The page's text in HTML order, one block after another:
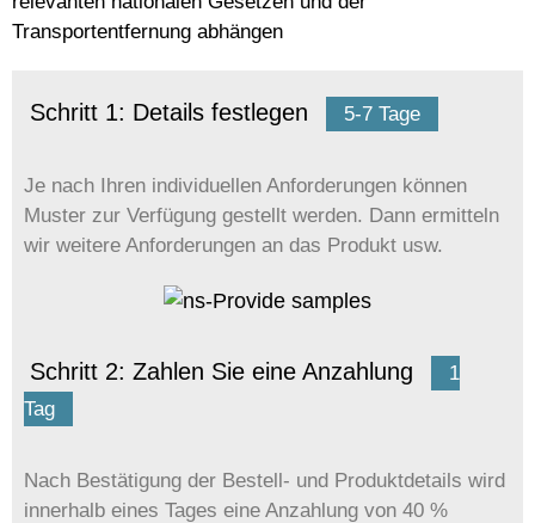
Transportentfernung abhängen
Schritt 1: Details festlegen 5-7 Tage
Je nach Ihren individuellen Anforderungen können
Muster zur Verfügung gestellt werden. Dann ermitteln
wir weitere Anforderungen an das Produkt usw.
Schritt 2: Zahlen Sie eine Anzahlung
1
Tag
Nach Bestätigung der Bestell- und Produktdetails wird
innerhalb eines Tages eine Anzahlung von 40 %